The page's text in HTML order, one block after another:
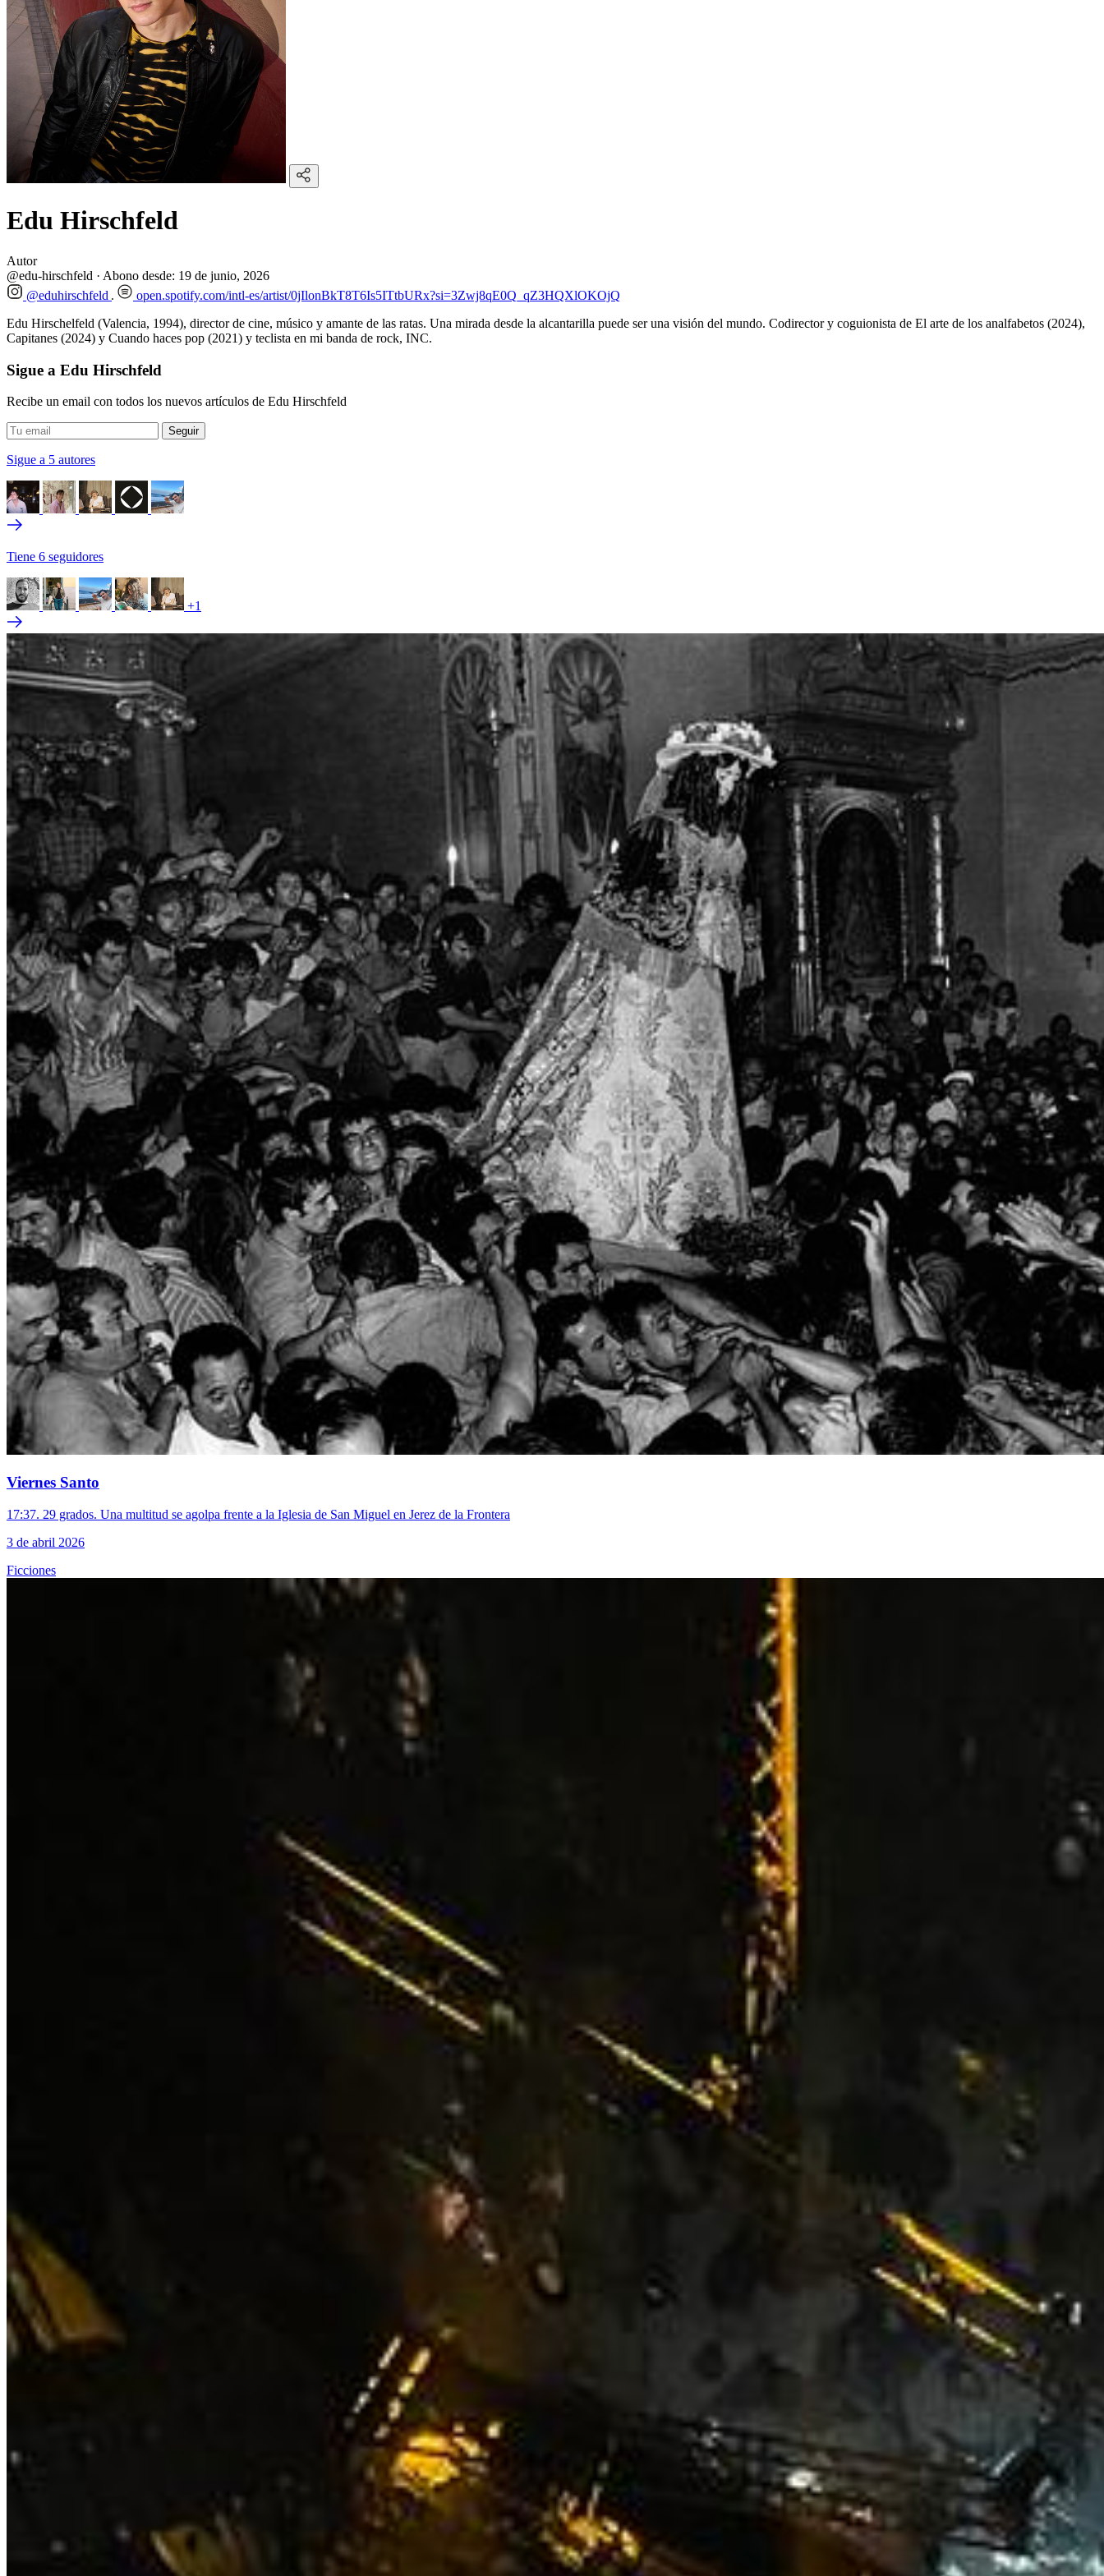
Edu Hirschfeld
Autor
@edu-hirschfeld · Abono desde: 19 de junio, 2026
@eduhirschfeld
open.spotify.com/intl-es/artist/0jIlonBkT8T6Is5ITtbURx?si=3Zwj8qE0Q_qZ3HQXlOKOjQ
Edu Hirschelfeld (Valencia, 1994), director de cine, músico y amante de las ratas. Una mirada desde la alcantarilla puede ser una visión del mundo. Codirector y coguionista de El arte de los analfabetos (2024),
Capitanes (2024) y Cuando haces pop (2021) y teclista en mi banda de rock, INC.
Sigue a Edu Hirschfeld
Recibe un email con todos los nuevos artículos de Edu Hirschfeld
Sigue a 5 autores
Tiene 6 seguidores
+1
Viernes Santo
17:37. 29 grados. Una multitud se agolpa frente a la Iglesia de San Miguel en Jerez de la Frontera
3 de abril 2026
Ficciones